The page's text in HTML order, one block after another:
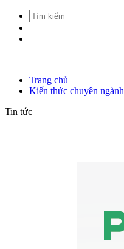
Trang chủ
Kiến thức chuyên ngành
Tin tức